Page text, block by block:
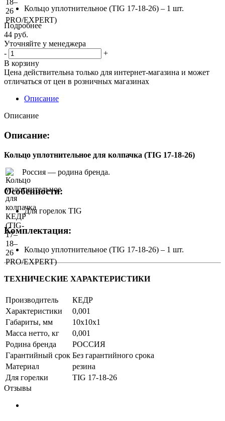
Кольцо уплотнительное (TIG 17-18-26) – 1 шт.
Подробнее
44 руб.
Уточняйте у менеджера
-
+
В корзину
Цена действительна только для интернет-магазина и может
отличаться от цен в розничных магазинах
Описание
Описание
Описание:
Кольцо уплотнительное для колпачка (TIG 17-18-26)
Россия — родина бренда.
Особенности:
Для горелок TIG
Комплектация:
Кольцо уплотнительное (TIG 17-18-26) – 1 шт.
ТЕХНИЧЕСКИЕ ХАРАКТЕРИСТИКИ
Производитель
КЕДР
Характеристики
0,001
Габариты, мм
10x10x1
Масса нетто, кг
0,001
Родина бренда
РОССИЯ
Гарантийный срок Без гарантийного срока
Материал
резина
Для горелки
TIG 17-18-26
Отзывы